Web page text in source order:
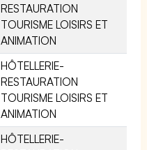
RESTAURATION
TOURISME LOISIRS ET
ANIMATION
HÔTELLERIE-
RESTAURATION
TOURISME LOISIRS ET
ANIMATION
HÔTELLERIE-